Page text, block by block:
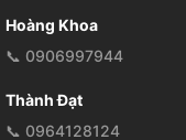
Hoàng Khoa
📞 0906997944
Thành Đạt
📞 0964128124